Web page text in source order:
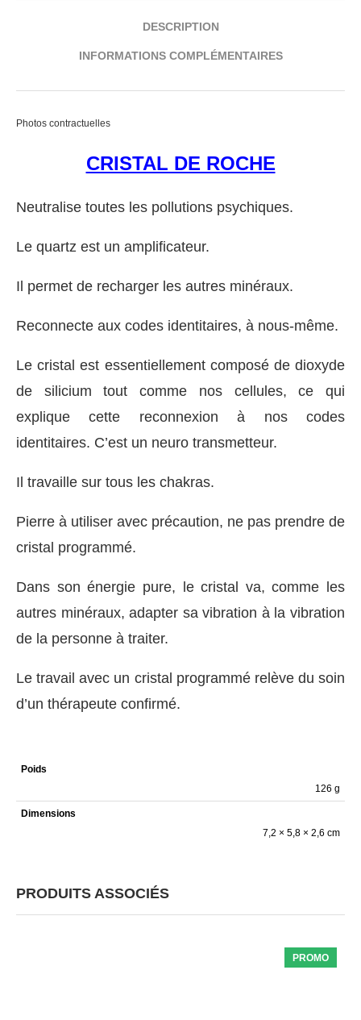
DESCRIPTION
INFORMATIONS COMPLÉMENTAIRES
Photos contractuelles
CRISTAL DE ROCHE
Neutralise toutes les pollutions psychiques.
Le quartz est un amplificateur.
Il permet de recharger les autres minéraux.
Reconnecte aux codes identitaires, à nous-même.
Le cristal est essentiellement composé de dioxyde
de silicium tout comme nos cellules, ce qui
explique cette reconnexion à nos codes
identitaires. C’est un neuro transmetteur.
Il travaille sur tous les chakras.
Pierre à utiliser avec précaution, ne pas prendre de
cristal programmé.
Dans son énergie pure, le cristal va, comme les
autres minéraux, adapter sa vibration à la vibration
de la personne à traiter.
Le travail avec un cristal programmé relève du soin
d’un thérapeute confirmé.
Poids
126 g
Dimensions
7,2 × 5,8 × 2,6 cm
PRODUITS ASSOCIÉS
PROMO